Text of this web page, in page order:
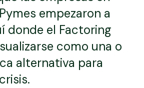
empezaron a
donde el Factoring
como una o
alternativa para